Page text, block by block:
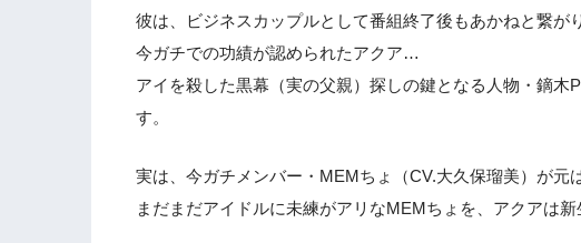
彼は、ビジネスカップルとして番組終了後もあかねと繋が
今ガチでの功績が認められたアクア…
アイを殺した黒幕（実の父親）探しの鍵となる人物・鏑木
す。
実は、今ガチメンバー・MEMちょ（CV.大久保瑠美）が元
まだまだアイドルに未練がアリなMEMちょを、アクアは新